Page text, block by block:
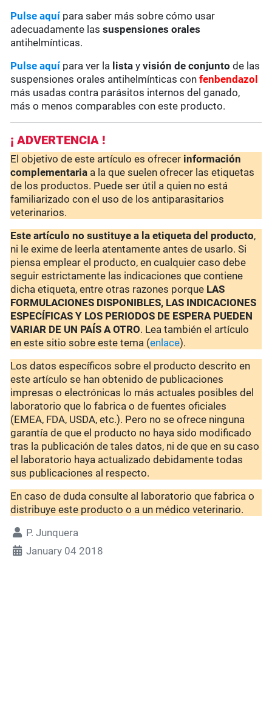
Pulse aquí para saber más sobre cómo usar
adecuadamente lassuspensiones orales
antihelmínticas.
Pulse aquípara ver la lista yvisión de conjunto de las
suspensiones orales antihelmínticas confenbendazol
más usadas contra parásitos internos del ganado,
más o menos comparables con este producto.
¡ ADVERTENCIA !
El objetivo de este artículo es ofrecer información
complementaria a la que suelen ofrecer las etiquetas
de los productos. Puede ser útil a quien no está
familiarizado con el uso de los antiparasitarios
veterinarios.
Este artículo no sustituye a la etiqueta del producto,
ni le exime de leerla atentamente antes de usarlo. Si
piensa emplear el producto, en cualquier caso debe
seguir estrictamente las indicaciones que contiene
dicha etiqueta, entre otras razones porque LAS
FORMULACIONES DISPONIBLES, LAS INDICACIONES
ESPECÍFICAS Y LOS PERIODOS DE ESPERA PUEDEN
VARIAR DE UN PAÍS A OTRO. Lea también el artículo
en este sitio sobre este tema (enlace).
Los datos específicos sobre el producto descrito en
este artículo se han obtenido de publicaciones
impresas o electrónicas lo más actuales posibles del
laboratorio que lo fabrica o de fuentes oficiales
(EMEA, FDA, USDA, etc.). Pero no se ofrece ninguna
garantía de que el producto no haya sido modificado
tras la publicación de tales datos, ni de que en su caso
el laboratorio haya actualizado debidamente todas
sus publicaciones al respecto.
En caso de duda consulte al laboratorio que fabrica o
distribuye este producto o a un médico veterinario.
P. Junquera
January 04 2018